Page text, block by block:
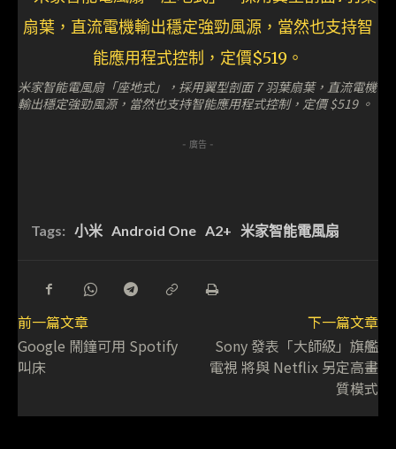
米家智能電風扇「座地式」，採用翼型剖面 7 羽葉扇葉，直流電機
輸出穩定強勁風源，當然也支持智能應用程式控制，定價 $519 。
- 廣告 -
Tags: 小米 Android One A2+ 米家智能電風扇
前一篇文章
Google 鬧鐘可用 Spotify
叫床
下一篇文章
Sony 發表「大師級」旗艦
電視 將與 Netflix 另定高畫
質模式